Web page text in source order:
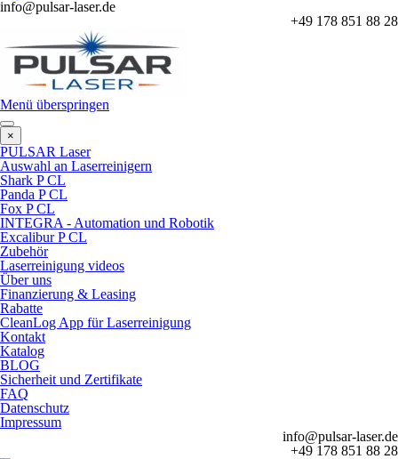
info@pulsar-laser.de
+49 178 851 88 28
Menü überspringen
×
PULSAR Laser
Auswahl an Laserreinigern
Shark P CL
Panda P CL
Fox P CL
INTEGRA - Automation und Robotik
Excalibur P CL
Zubehör
Laserreinigung videos
Über uns
Finanzierung & Leasing
Rabatte
CleanLog App für Laserreinigung
Kontakt
Katalog
BLOG
Sicherheit und Zertifikate
FAQ
Datenschutz
Impressum
info@pulsar-laser.de
+49 178 851 88 28